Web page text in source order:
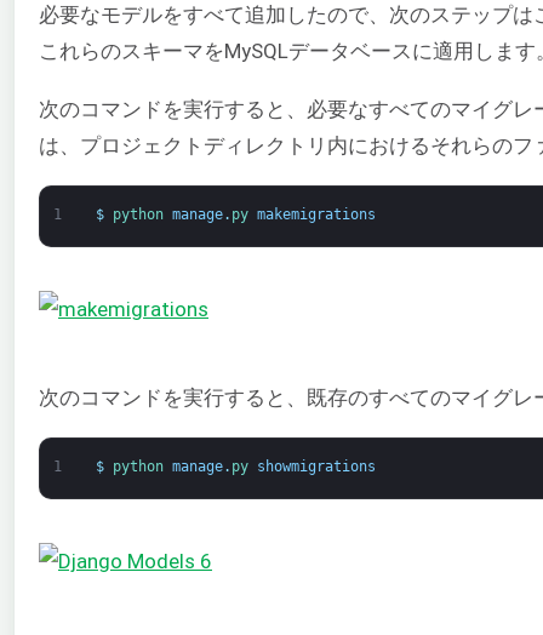
必要なモデルをすべて追加したので、次のステップ
これらのスキーマをMySQLデータベースに適用します
次のコマンドを実行すると、必要なすべてのマイグ
は、プロジェクトディレクトリ内におけるそれらの
1 $ python manage. py makemigrations
次のコマンドを実行すると、既存のすべてのマイグ
1 $ python manage. py showmigrations